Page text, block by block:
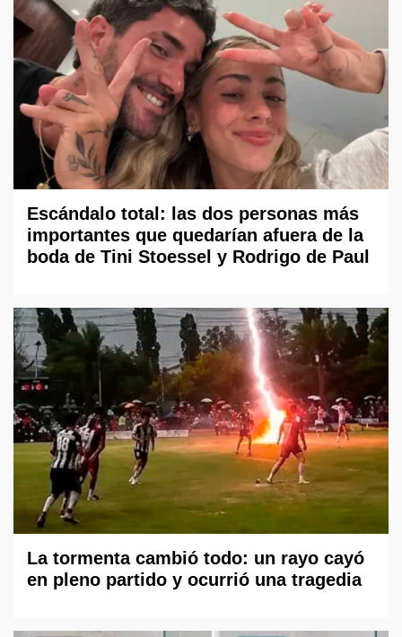
Escándalo total: las dos personas más
importantes que quedarían afuera de la
boda de Tini Stoessel y Rodrigo de Paul
La tormenta cambió todo: un rayo cayó
en pleno partido y ocurrió una tragedia